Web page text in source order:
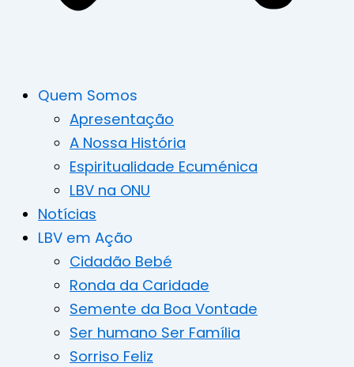
Quem Somos
Apresentação
A Nossa História
Espiritualidade Ecuménica
LBV na ONU
Notícias
LBV em Ação
Cidadão Bebé
Ronda da Caridade
Semente da Boa Vontade
Ser humano Ser Família
Sorriso Feliz